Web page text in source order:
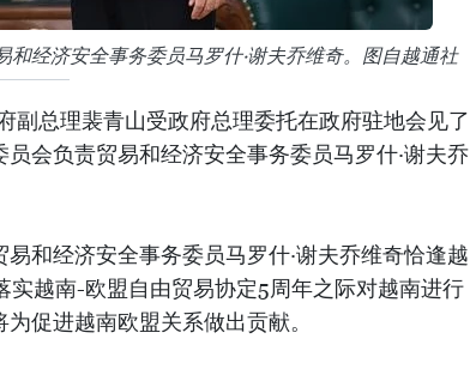
经济安全事务委员马罗什·谢夫乔维奇。图自越通社
总理裴青山受政府总理委托在政府驻地会见了
会负责贸易和经济安全事务委员马罗什·谢夫乔
和经济安全事务委员马罗什·谢夫乔维奇恰逢越
实越南-欧盟自由贸易协定5周年之际对越南进行
促进越南欧盟关系做出贡献。